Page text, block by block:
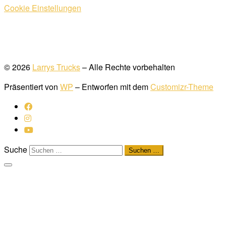
Cookie Einstellungen
© 2026 Larrys Trucks– Alle Rechte vorbehalten
Präsentiert von WP – Entworfen mit demCustomizr-Theme
Suche Suchen …